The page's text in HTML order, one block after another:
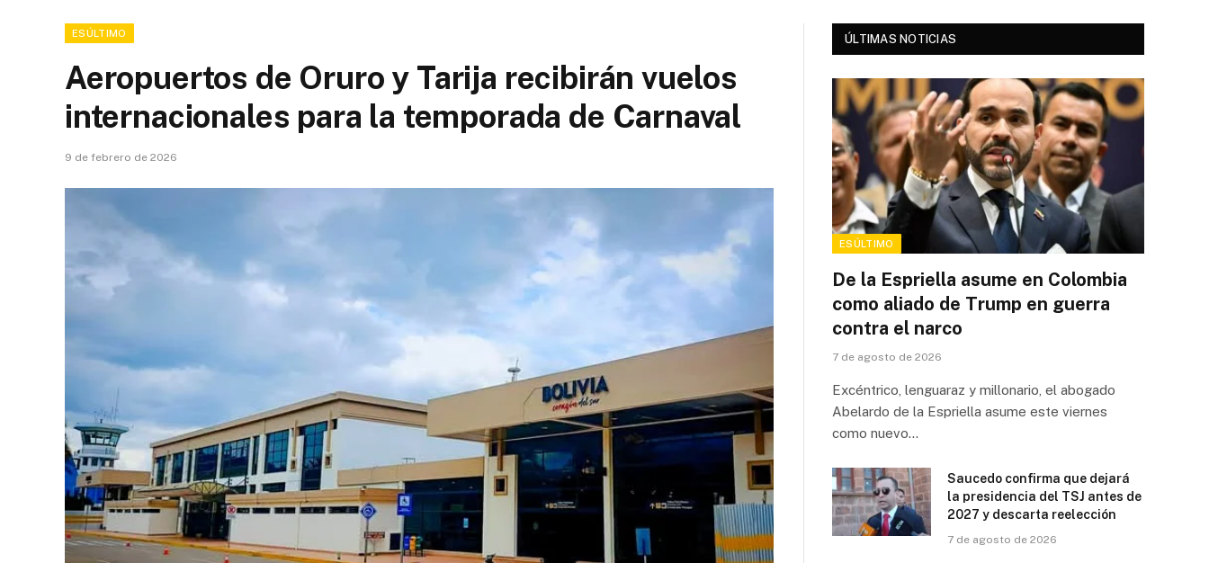
ESÚLTIMO
Aeropuertos de Oruro y Tarija recibirán vuelos
internacionales para la temporada de Carnaval
9 de febrero de 2026
ÚLTIMAS NOTICIAS
ESÚLTIMO
De la Espriella asume en Colombia
como aliado de Trump en guerra
contra el narco
7 de agosto de 2026
Excéntrico, lenguaraz y millonario, el abogado
Abelardo de la Espriella asume este viernes
como nuevo…
Saucedo confirma que dejará
la presidencia del TSJ antes de
2027 y descarta reelección
7 de agosto de 2026